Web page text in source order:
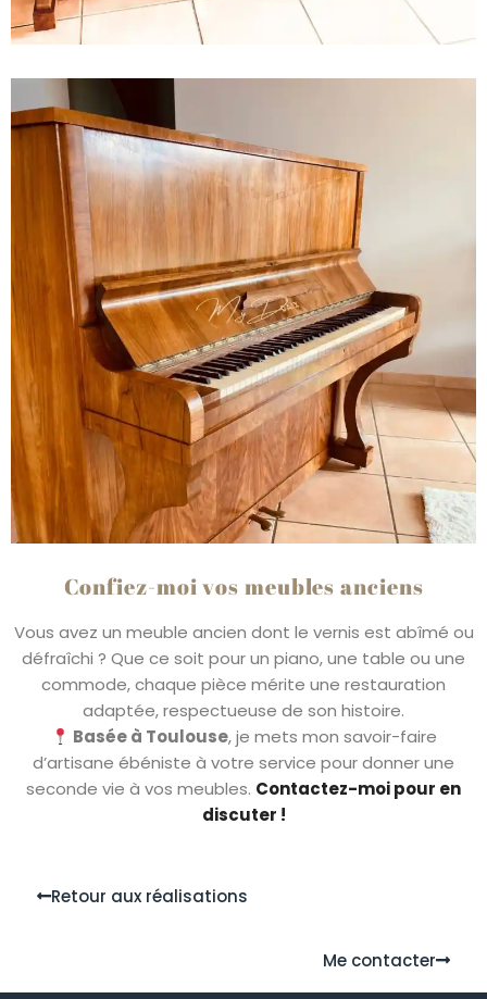
Confiez-moi vos meubles anciens
Vous avez un meuble ancien dont le vernis est abîmé ou
défraîchi ? Que ce soit pour un piano, une table ou une
commode, chaque pièce mérite une restauration
adaptée, respectueuse de son histoire.
Basée à Toulouse, je mets mon savoir-faire
d’artisane ébéniste à votre service pour donner une
seconde vie à vos meubles. Contactez-moi pour en
discuter !
Retour aux réalisations
Me contacter